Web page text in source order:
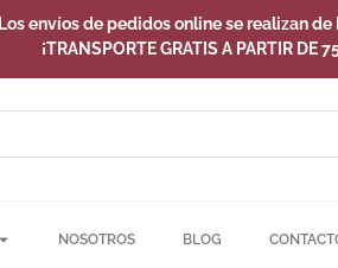
Los envíos de pedidos online se realizan de
¡TRANSPORTE GRATIS A PARTIR DE
NOSOTROS BLOG